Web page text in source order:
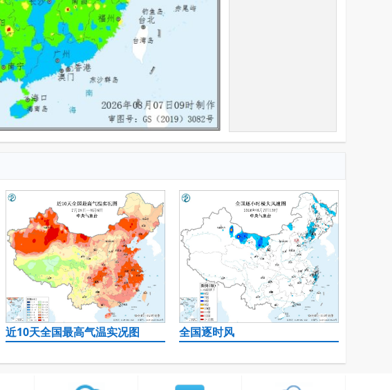
近10天全国最高气温实况图 全国逐时风